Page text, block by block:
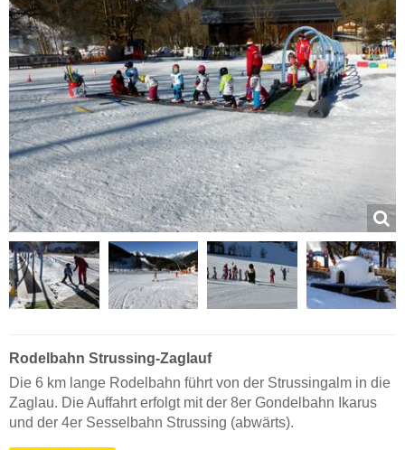
Rodelbahn Strussing-Zaglauf
Die 6 km lange Rodelbahn führt von der Strussingalm in die
Zaglau. Die Auffahrt erfolgt mit der 8er Gondelbahn Ikarus
und der 4er Sesselbahn Strussing (abwärts).